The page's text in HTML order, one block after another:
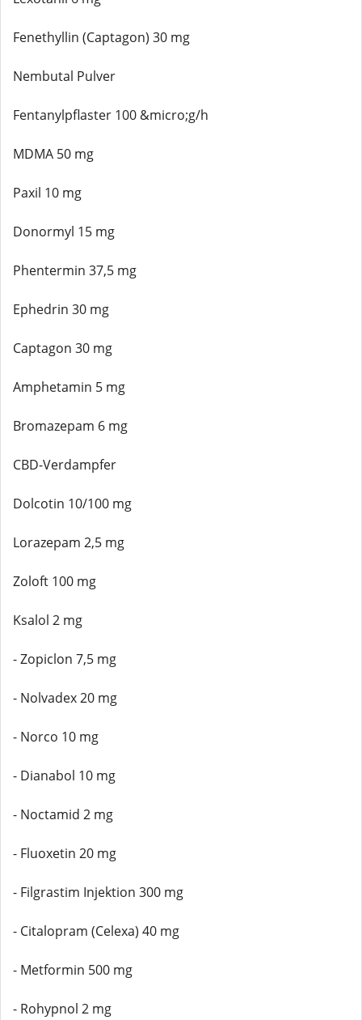
Fenethyllin (Captagon) 30 mg
Nembutal Pulver
Fentanylpflaster 100 &micro;g/h
MDMA 50 mg
Paxil 10 mg
Donormyl 15 mg
Phentermin 37,5 mg
Ephedrin 30 mg
Captagon 30 mg
Amphetamin 5 mg
Bromazepam 6 mg
CBD-Verdampfer
Dolcotin 10/100 mg
Lorazepam 2,5 mg
Zoloft 100 mg
Ksalol 2 mg
- Zopiclon 7,5 mg
- Nolvadex 20 mg
- Norco 10 mg
- Dianabol 10 mg
- Noctamid 2 mg
- Fluoxetin 20 mg
- Filgrastim Injektion 300 mg
- Citalopram (Celexa) 40 mg
- Metformin 500 mg
- Rohypnol 2 mg